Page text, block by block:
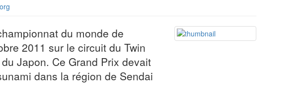
du monde de
2011 sur le circuit du Twin
Japon. Ce Grand Prix devait
dans la région de Sendai